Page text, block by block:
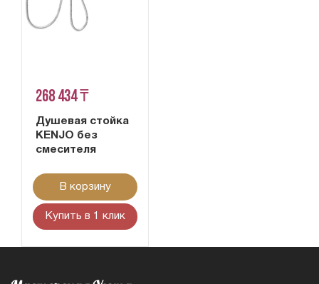
268 434 ₸
Душевая стойка
KENJO без
смесителя
В корзину
Купить в 1 клик